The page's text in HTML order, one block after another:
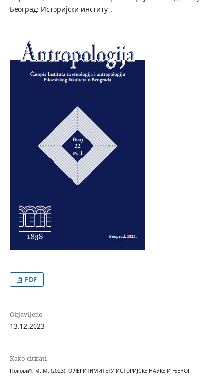
Београд: Историјски институт.
PDF
Objavljeno
13.12.2023
Kako citirati
Поповић, М. М. (2023). О ЛЕГИТИМИТЕТУ ИСТОРИЈСКЕ НАУКЕ И ЊЕНОГ